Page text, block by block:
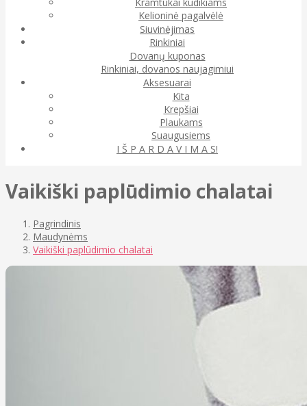
Kelioninė pagalvėlė
Siuvinėjimas
Rinkiniai
Dovanų kuponas
Rinkiniai, dovanos naujagimiui
Aksesuarai
Kita
Krepšiai
Plaukams
Suaugusiems
I Š P A R D A V I M A S!
Vaikiški paplūdimio chalatai
Pagrindinis
Maudynėms
Vaikiški paplūdimio chalatai